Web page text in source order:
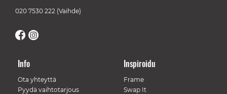
020 7530 222 (Vaihde)
Info
Ota yhteyttä
Pyydä vaihtotarjous
Inspiroidu
Frame
Swap It